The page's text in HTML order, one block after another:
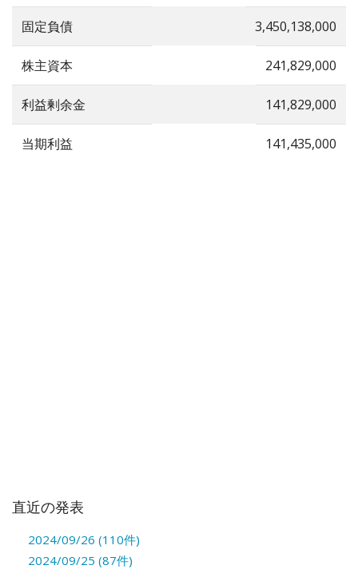
固定負債 3,450,138,000
株主資本 241,829,000
利益剰余金 141,829,000
当期利益 141,435,000
直近の発表
2024/09/26 (110件)
2024/09/25 (87件)